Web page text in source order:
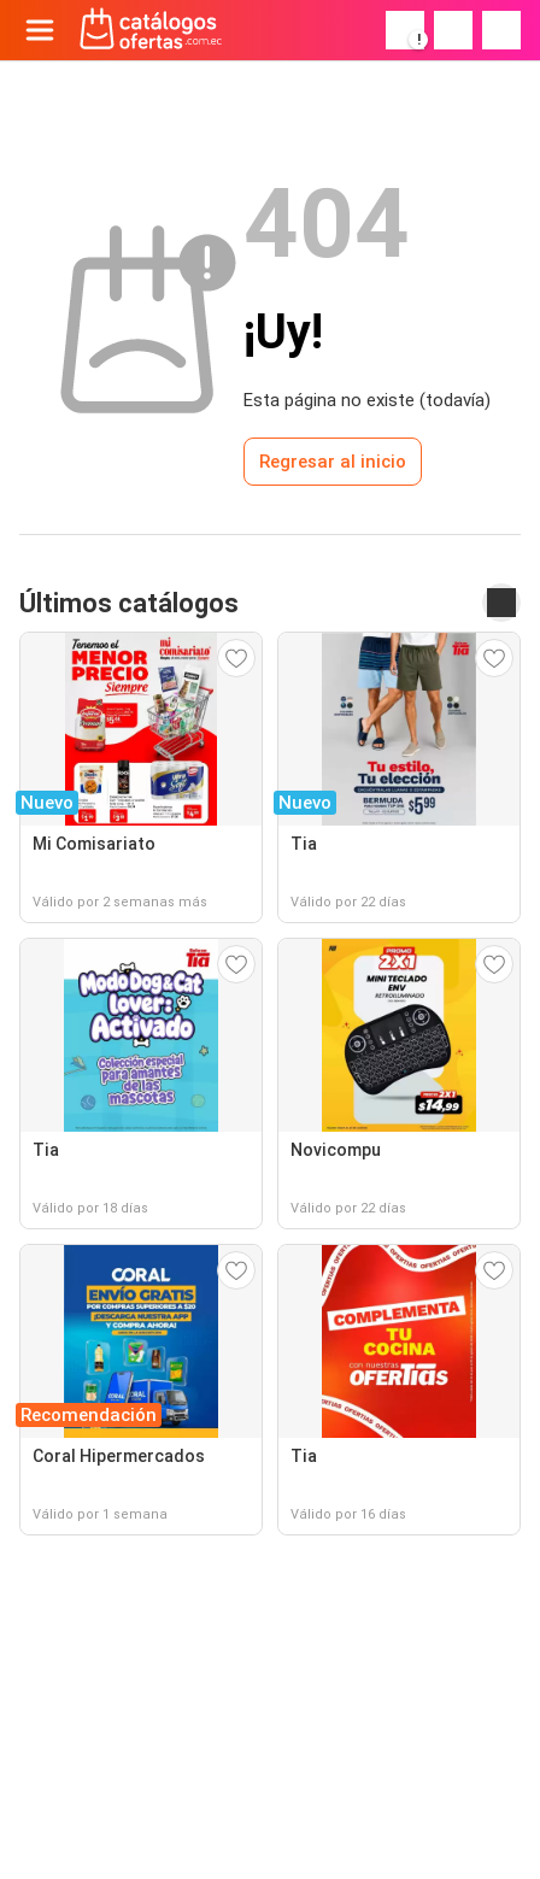
!
404
¡Uy!
Esta página no existe (todavía)
Regresar al inicio
Últimos catálogos
Nuevo
Mi Comisariato
Válido por 2 semanas más
Nuevo
Tia
Válido por 22 días
Tia
Válido por 18 días
Novicompu
Válido por 22 días
Recomendación
Coral Hipermercados
Válido por 1 semana
Tia
Válido por 16 días